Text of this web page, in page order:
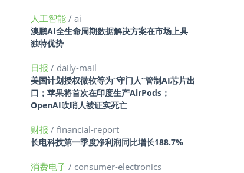
人工智能 / ai
澳鹏AI全生命周期数据解决方案在市场上具
独特优势
日报 / daily-mail
美国计划授权微软等为“守门人”管制AI芯片出
口；苹果将首次在印度生产AirPods；
OpenAI吹哨人被证实死亡
财报 / financial-report
长电科技第一季度净利润同比增长188.7%
消费电子 / consumer-electronics